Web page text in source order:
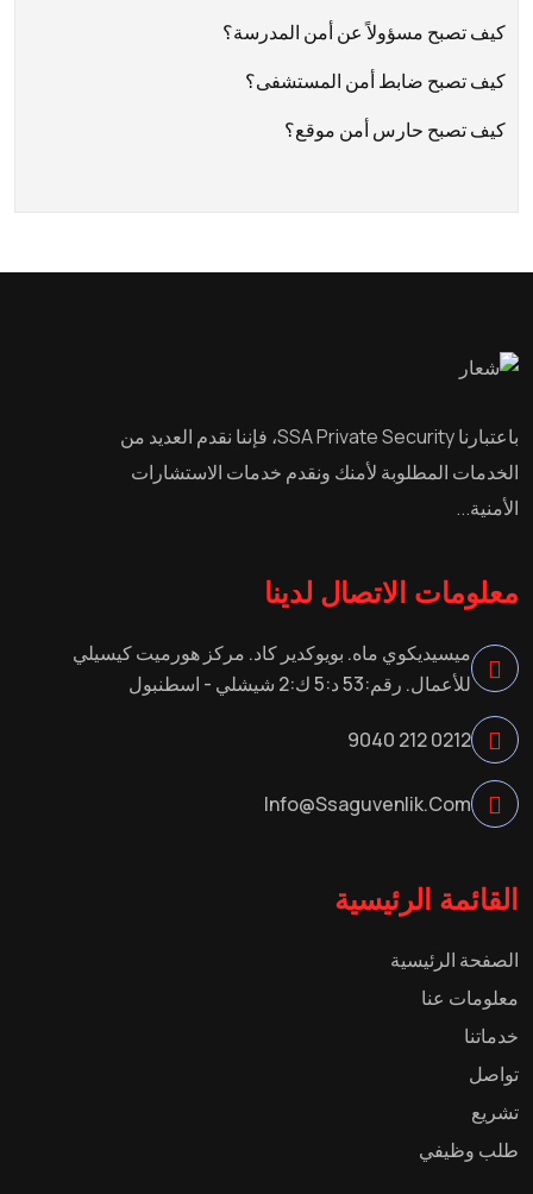
كيف تصبح مسؤولاً عن أمن المدرسة؟
كيف تصبح ضابط أمن المستشفى؟
كيف تصبح حارس أمن موقع؟
باعتبارنا SSA Private Security، فإننا نقدم العديد من
الخدمات المطلوبة لأمنك ونقدم خدمات الاستشارات
الأمنية...
معلومات الاتصال لدينا
ميسيديكوي ماه. بويوكدير كاد. مركز هورميت كيسيلي
للأعمال. رقم:53 د:5 ك:2 شيشلي - اسطنبول
0212 212 9040
Info@ssaguvenlik.com
القائمة الرئيسية
الصفحة الرئيسية
معلومات عنا
خدماتنا
تواصل
تشريع
طلب وظيفي